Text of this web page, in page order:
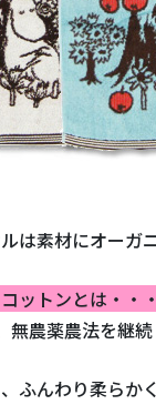
は素材にオーガ
ットンとは・・・
無農薬農法を継
ふんわり柔らか